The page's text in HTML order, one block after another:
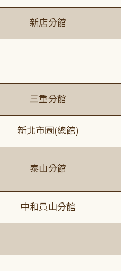
新店分館
三重分館
新北市圖(總館)
泰山分館
中和員山分館